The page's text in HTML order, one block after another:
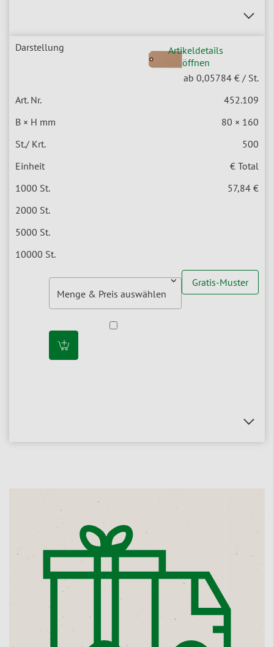
Artikeldetails
öffnen
ab 0,05784 € / St.
452.109
80 × 160
500
€ Total
57,84 €
Gratis-Muster